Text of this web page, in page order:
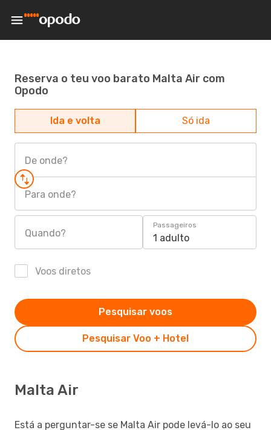
Reserva o teu voo barato Malta Air com
Opodo
Ida e volta Só ida
De onde?
Para onde?
Quando?
Passageiros
1 adulto
Voos diretos
Pesquisar Voo + Hotel
Pesquisar voos
Malta Air
Está a perguntar-se se Malta Air pode levá-lo ao seu